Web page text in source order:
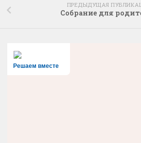
ПРЕДЫДУЩАЯ
Собрание для
Решаем вместе